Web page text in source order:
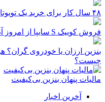
۴۸ سال کار برای خرید یک تویوتا کمری
فروش کوییک S سایپا از امروز آغاز شد؛ جزئیات ثبت‌نام و شرایط
بنزین ارزان یا خودروی
چیست؟
مالیات پنهان بنزین بی‌کیفیت
آخرین اخبار